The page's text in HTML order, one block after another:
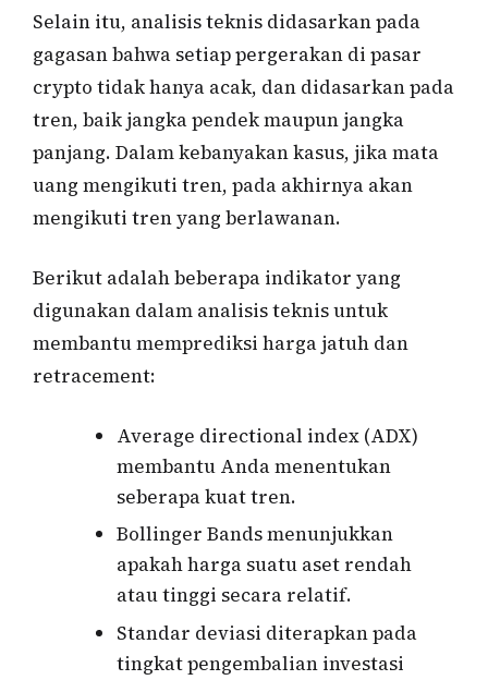
Selain itu, analisis teknis didasarkan pada
gagasan bahwa setiap pergerakan di pasar
crypto tidak hanya acak, dan didasarkan pada
tren, baik jangka pendek maupun jangka
panjang. Dalam kebanyakan kasus, jika mata
uang mengikuti tren, pada akhirnya akan
mengikuti tren yang berlawanan.
Berikut adalah beberapa indikator yang
digunakan dalam analisis teknis untuk
membantu memprediksi harga jatuh dan
retracement:
Average directional index (ADX)
membantu Anda menentukan
seberapa kuat tren.
Bollinger Bands menunjukkan
apakah harga suatu aset rendah
atau tinggi secara relatif.
Standar deviasi diterapkan pada
tingkat pengembalian investasi